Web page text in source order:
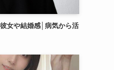
女や結婚感│病気から活